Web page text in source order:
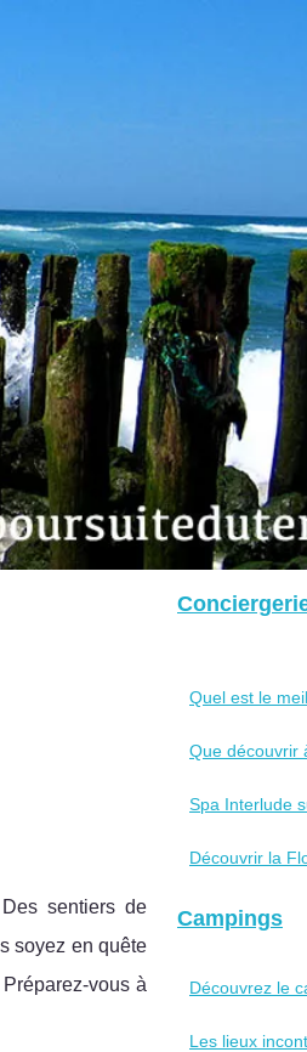
sentiers de
soyez en quête
vous à
Quel est le
Que découvrir
Spa Interlude
Découvrir la
Campings
Découvrez le
Les lieux